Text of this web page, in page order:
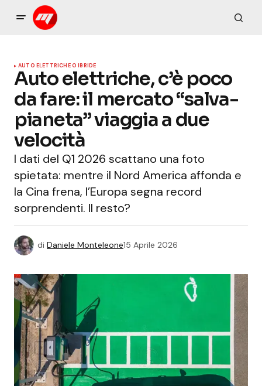
AUTO ELETTRICHE O IBRIDE
Auto elettriche, c’è poco
da fare: il mercato “salva-
pianeta” viaggia a due
velocità
I dati del Q1 2026 scattano una foto
spietata: mentre il Nord America affonda e
la Cina frena, l’Europa segna record
sorprendenti. Il resto?
di Daniele Monteleone15 Aprile 2026